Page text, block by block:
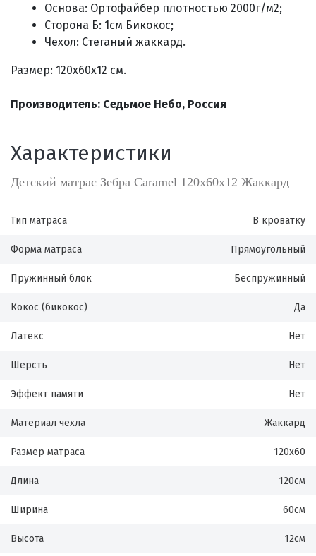
Основа: Ортофайбер плотностью 2000г/м2;
Сторона Б: 1см Бикокос;
Чехол: Стеганый жаккард.
Размер: 120х60х12 см.
Производитель: Седьмое Небо, Россия
Характеристики
Детский матрас Зебра Caramel 120х60х12 Жаккард
Тип матраса В кроватку
Форма матраса Прямоугольный
Пружинный блок Беспружинный
Кокос (бикокос) Да
Латекс Нет
Шерсть Нет
Эффект памяти Нет
Материал чехла Жаккард
Размер матраса 120х60
Длина 120см
Ширина 60см
Высота 12см